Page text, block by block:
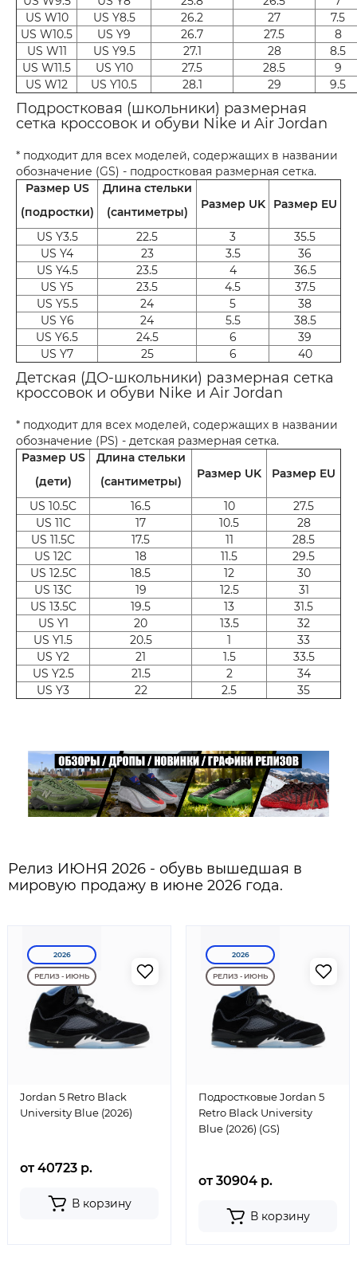
US W10
US Y8.5 26.2 27
7.5
US W10.5
US Y9 26.7 27.5
8
US W11
US Y9.5 27.1 28
8.5
US W11.5
US Y10 27.5 28.5
9
US W12
US Y10.5 28.1 29 9.5
Подростковая (школьники) размерная
сетка кроссовок и обуви Nike и Air Jordan
* подходит для всех моделей, содержащих в названии
обозначение (GS) - подростковая размерная сетка.
Размер US
(подростки)
Длина стельки
(сантиметры)
Размер UK Размер EU
US Y3.5 22.5 3
35.5
US Y4
23 3.5
36
US Y4.5
23.5 4
36.5
US Y5
23.5 4.5
37.5
US Y5.5
24 5
38
US Y6
24 5.5
38.5
US Y6.5
24.5 6
39
US Y7
25 6 40
Детская (ДО-школьники) размерная сетка
кроссовок и обуви Nike и Air Jordan
* подходит для всех моделей, содержащих в названии
обозначение (PS) - детская размерная сетка.
Размер US
(дети)
Длина стельки
(сантиметры)
Размер UK Размер EU
US 10.5C 16.5 10
27.5
US 11C
17 10.5
28
US 11.5C
17.5 11
28.5
US 12C
18 11.5
29.5
US 12.5C
18.5 12
30
US 13C
19 12.5
31
US 13.5C
19.5 13
31.5
US Y1
20 13.5
32
US Y1.5
20.5 1
33
US Y2
21 1.5
33.5
US Y2.5
21.5 2
34
US Y3
22 2.5 35
Релиз ИЮНЯ 2026 - обувь вышедшая в
мировую продажу в июне 2026 года.
2026
РЕЛИЗ - ИЮНЬ
Jordan 5 Retro Black
University Blue (2026)
от 40723 р.
В корзину
2026
РЕЛИЗ - ИЮНЬ
Подростковые Jordan 5
Retro Black University
Blue (2026) (GS)
от 30904 р.
В корзину